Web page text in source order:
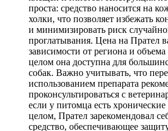
проста: средство наносится на
холки, что позволяет избежать
и минимизировать риск
проглатывания. Цена на Прател
зависимости от региона и
целом она доступна для
собак. Важно учитывать, что
использованием препарата
проконсультироваться с
если у питомца есть
целом, Прател зарекомендовал
средство, обеспечивающее